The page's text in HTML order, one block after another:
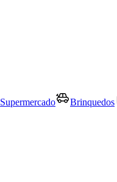
Supermercado Brinquedos